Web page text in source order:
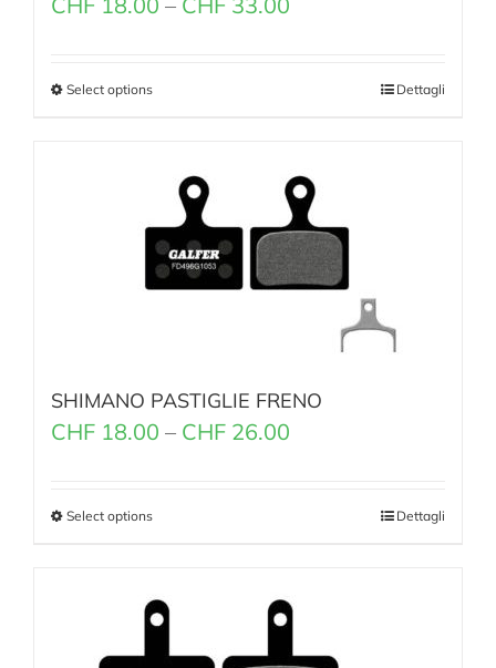
Select options Dettagli
SHIMANO PASTIGLIE FRENO
CHF 18.00 – CHF 26.00
Select options Dettagli